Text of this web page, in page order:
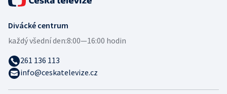
Divácké centrum
každý všední den:8:00—16:00 hodin
261 136 113
info@ceskatelevize.cz